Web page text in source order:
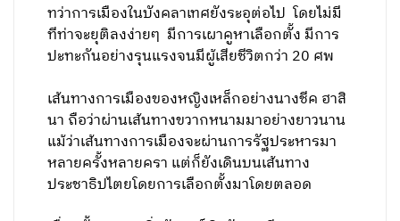
ทว่าการเมืองในบังคลาเทศยังระอุต่อไป โดยไม่มี
ทีท่าจะยุติลงง่ายๆ มีการเผาคูหาเลือกตั้ง มีการ
ปะทะกันอย่างรุนแรงจนมีผู้เสียชีวิตกว่า 20 ศพ
เส้นทางการเมืองของหญิงเหล็กอย่างนางชีค ฮาสิ
นา ถือว่าผ่านเส้นทางขวากหนามมาอย่างยาวนาน
แม้ว่าเส้นทางการเมืองจะผ่านการรัฐประหารมา
หลายครั้งหลายครา แต่ก็ยังเดินบนเส้นทาง
ประชาธิปไตยโดยการเลือกตั้งมาโดยตลอด